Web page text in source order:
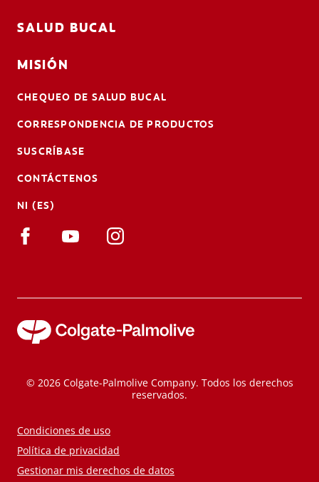
SALUD BUCAL
MISIÓN
CHEQUEO DE SALUD BUCAL
CORRESPONDENCIA DE PRODUCTOS
SUSCRÍBASE
CONTÁCTENOS
NI (ES)
© 2026 Colgate-Palmolive Company. Todos los derechos
reservados.
Condiciones de uso
Política de privacidad
Gestionar mis derechos de datos